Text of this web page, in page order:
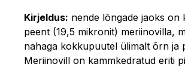
Kirjeldus: nende lõngade jaoks on
peent (19,5 mikronit) meriinovilla,
nahaga kokkupuutel ülimalt õrn ja
Meriinovill on kammkedratud eriti